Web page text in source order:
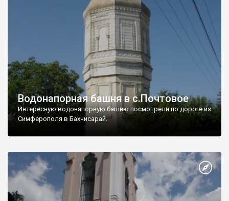
Водонапорная башня в с.Почтовое
Интересную водонапорную башню посмотрели по дороге из
Симферополя в Бахчисарай.